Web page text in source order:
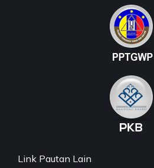
Link Pautan Lain